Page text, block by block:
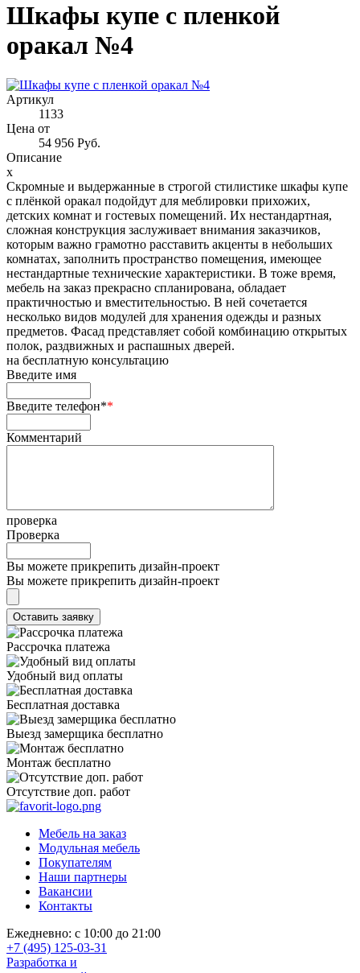
Шкафы купе с пленкой
оракал №4
Артикул
1133
Цена от
54 956 Руб.
Описание
x
Скромные и выдержанные в строгой стилистике шкафы купе
с плёнкой оракал подойдут для меблировки прихожих,
детских комнат и гостевых помещений. Их нестандартная,
сложная конструкция заслуживает внимания заказчиков,
которым важно грамотно расставить акценты в небольших
комнатах, заполнить пространство помещения, имеющее
нестандартные технические характеристики. В тоже время,
мебель на заказ прекрасно спланирована, обладает
практичностью и вместительностью. В ней сочетается
несколько видов модулей для хранения одежды и разных
предметов. Фасад представляет собой комбинацию открытых
полок, раздвижных и распашных дверей.
на бесплатную консультацию
Введите имя
Введите телефон**
Комментарий
проверка
Проверка
Вы можете прикрепить дизайн-проект
Вы можете прикрепить дизайн-проект
Рассрочка платежа
Удобный вид оплаты
Бесплатная доставка
Выезд замерщика бесплатно
Монтаж бесплатно
Отсутствие доп. работ
Мебель на заказ
Модульная мебель
Покупателям
Наши партнеры
Вакансии
Контакты
Ежедневно: с 10:00 до 21:00
+7 (495) 125-03-31
Разработка и